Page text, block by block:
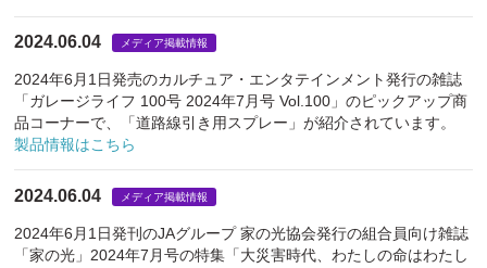
2024.06.04 メディア掲載情報
2024年6月1日発売のカルチュア・エンタテインメント発行の雑誌
「ガレージライフ 100号 2024年7月号 Vol.100」のピックアップ商
品コーナーで、「道路線引き用スプレー」が紹介されています。
製品情報はこちら
2024.06.04 メディア掲載情報
2024年6月1日発刊のJAグループ 家の光協会発行の組合員向け雑誌
「家の光」2024年7月号の特集「大災害時代、わたしの命はわたし